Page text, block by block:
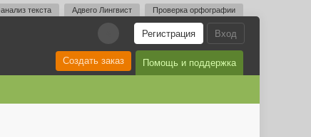
текста Адвего Лингвист Проверка орфографии
Вход
Регистрация
Помощь и поддержка
Создать заказ